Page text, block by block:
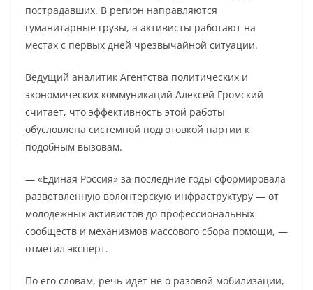
пострадавших. В регион направляются
гуманитарные грузы, а активисты работают на
местах с первых дней чрезвычайной ситуации.
Ведущий аналитик Агентства политических и
экономических коммуникаций Алексей Громский
считает, что эффективность этой работы
обусловлена системной подготовкой партии к
подобным вызовам.
— «Единая Россия» за последние годы сформировала
разветвленную волонтерскую инфраструктуру — от
молодежных активистов до профессиональных
сообществ и механизмов массового сбора помощи, —
отметил эксперт.
По его словам, речь идет не о разовой мобилизации,